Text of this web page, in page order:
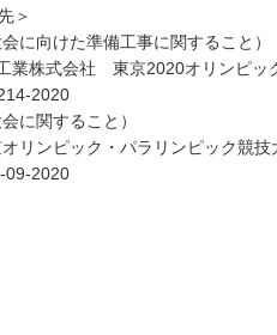
＞
会に向けた準備工事に関すること）
業株式会社 東京2020オリンピッ
2020
に関すること）
オリンピック・パラリンピック競技
2020